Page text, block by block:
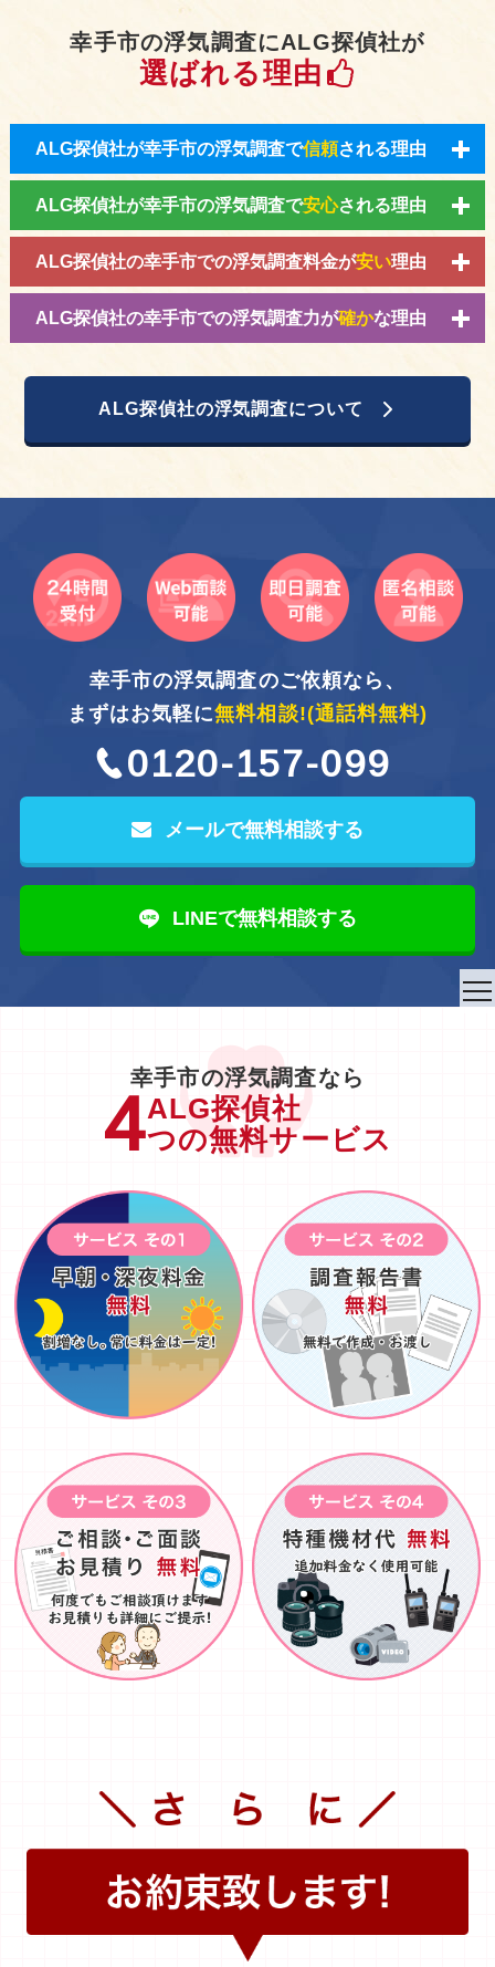
幸手市の浮気調査にALG探偵社が
選ばれる理由
ALG探偵社が幸手市の浮気調査で信頼される理由
ALG探偵社が幸手市の浮気調査で安心される理由
ALG探偵社の幸手市での浮気調査料金が安い理由
ALG探偵社の幸手市での浮気調査力が確かな理由
ALG探偵社の浮気調査について
幸手市の浮気調査のご依頼なら、
まずはお気軽に無料相談!(通話料無料)
0120-157-099
メールで無料相談する
LINEで無料相談する
幸手市の浮気調査なら
ALG探偵社
つの無料サービス